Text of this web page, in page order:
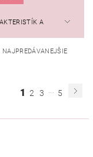
A
NAJPREDÁVANEJŠIE
1 2 3 ... 5